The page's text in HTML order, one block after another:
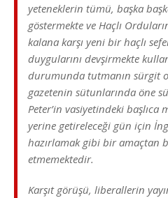
yeteneklerin tümü, başka
göstermekte ve Haçlı
kalana karşı yeni bir haçlı
duygularını devşirmekte
durumunda tutmanın sürgit
gazetenin sütunlarında öne
Peter’in vasiyetindeki
yerine getireleceği gün için
hazırlamak gibi bir amaçtan
etmemektedir.
Karşıt görüşü, liberallerin